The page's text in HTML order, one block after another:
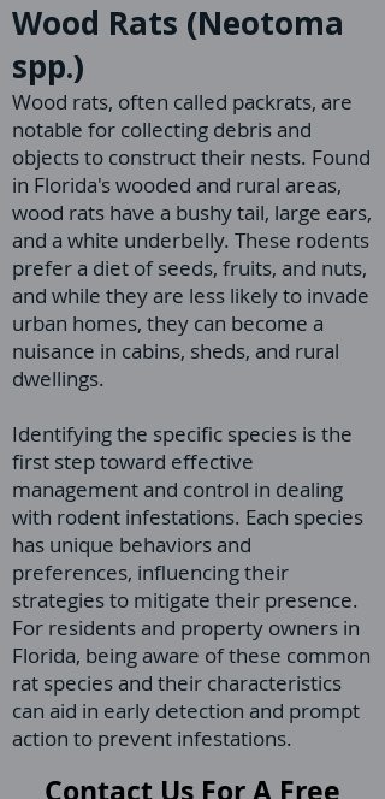
Wood Rats (Neotoma
spp.)
Wood rats, often called packrats, are
notable for collecting debris and
objects to construct their nests. Found
in Florida's wooded and rural areas,
wood rats have a bushy tail, large ears,
and a white underbelly. These rodents
prefer a diet of seeds, fruits, and nuts,
and while they are less likely to invade
urban homes, they can become a
nuisance in cabins, sheds, and rural
dwellings.
Identifying the specific species is the
first step toward effective
management and control in dealing
with rodent infestations. Each species
has unique behaviors and
preferences, influencing their
strategies to mitigate their presence.
For residents and property owners in
Florida, being aware of these common
rat species and their characteristics
can aid in early detection and prompt
action to prevent infestations.
Contact Us For A Free